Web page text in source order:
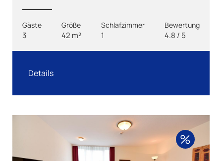
Gäste
3
Größe
42 m²
Schlafzimmer
1
Bewertung
4.8 / 5
Details
%